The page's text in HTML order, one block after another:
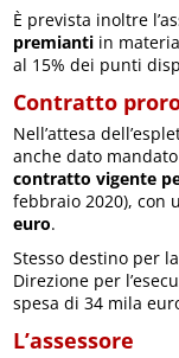
È prevista inoltre
premianti in
al 15% dei punti
Contratto
Nell’attesa
anche dato
contratto vigente
febbraio 2020), con
euro.
Stesso destino per
Direzione per
spesa di 34 mila
L’assessore